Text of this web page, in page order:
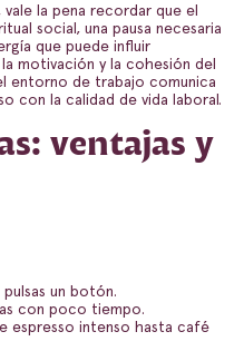
la pena recordar que el
social, una pausa necesaria
que puede influir
motivación y la cohesión del
entorno de trabajo comunica
con la calidad de vida laboral.
ventajas y
pulsas un botón.
con poco tiempo.
espresso intenso hasta café